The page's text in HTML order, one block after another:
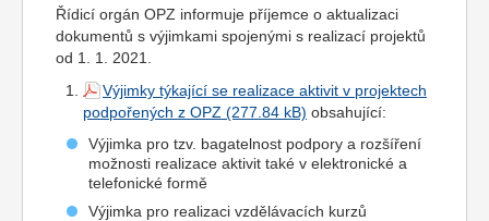
Řídicí orgán OPZ informuje příjemce o aktualizaci
dokumentů s výjimkami spojenými s realizací projektů
od 1. 1. 2021.
Výjimky týkající se realizace aktivit v projektech
podpořených z OPZ
obsahující:
Výjimka pro tzv. bagatelnost podpory a rozšíření
možnosti realizace aktivit také v elektronické a
telefonické formě
Výjimka pro realizaci vzdělávacích kurzů